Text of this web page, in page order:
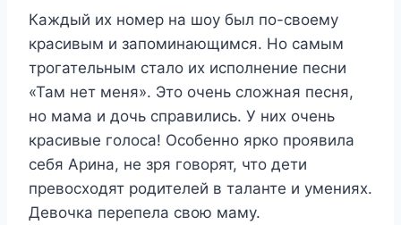
Каждый их номер на шоу был по-своему
красивым и запоминающимся. Но самым
трогательным стало их исполнение песни
«Там нет меня». Это очень сложная песня,
но мама и дочь справились. У них очень
красивые голоса! Особенно ярко проявила
себя Арина, не зря говорят, что дети
превосходят родителей в таланте и умениях.
Девочка перепела свою маму.